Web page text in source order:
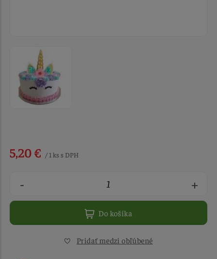
5,20 € / 1 ks s DPH
- +
Do košíka
Pridať medzi obľúbené